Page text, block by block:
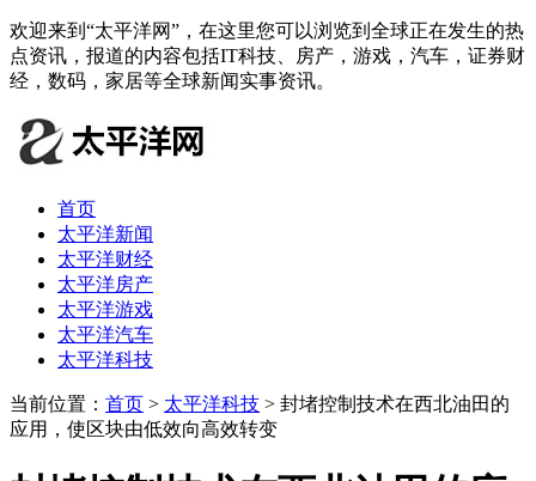
欢迎来到“太平洋网”，在这里您可以浏览到全球正在发生的热
点资讯，报道的内容包括IT科技、房产，游戏，汽车，证券财
经，数码，家居等全球新闻实事资讯。
首页
太平洋新闻
太平洋财经
太平洋房产
太平洋游戏
太平洋汽车
太平洋科技
当前位置： 首页 > 太平洋科技 > 封堵控制技术在西北油田的
应用，使区块由低效向高效转变